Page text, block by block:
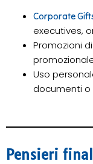
Corporate
executives,
Promozioni
Uso
documenti o
Pensieri